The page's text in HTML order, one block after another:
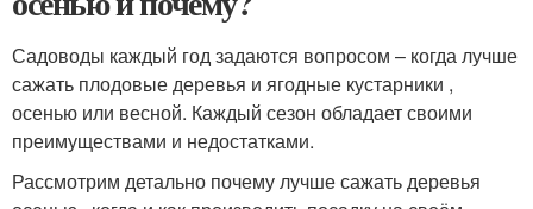
Садоводы каждый год задаются вопросом – когда лучше
сажать плодовые деревья и ягодные кустарники ,
осенью или весной. Каждый сезон обладает своими
преимуществами и недостатками.
Рассмотрим детально почему лучше сажать деревья